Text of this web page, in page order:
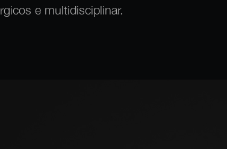
e multidisciplinar.